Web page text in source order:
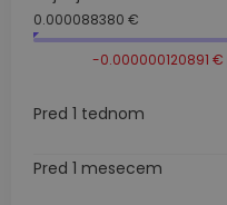
0.000088380 €
-0.000000120891 €
Pred 1 tednom
Pred 1 mesecem